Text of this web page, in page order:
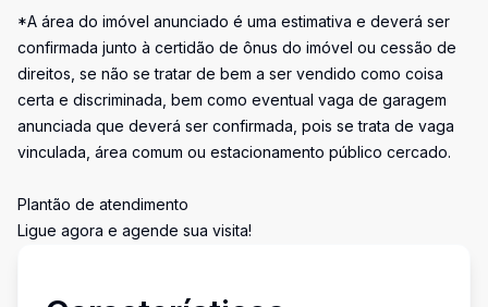
*A área do imóvel anunciado é uma estimativa e deverá ser
confirmada junto à certidão de ônus do imóvel ou cessão de
direitos, se não se tratar de bem a ser vendido como coisa
certa e discriminada, bem como eventual vaga de garagem
anunciada que deverá ser confirmada, pois se trata de vaga
vinculada, área comum ou estacionamento público cercado.
Plantão de atendimento
Ligue agora e agende sua visita!